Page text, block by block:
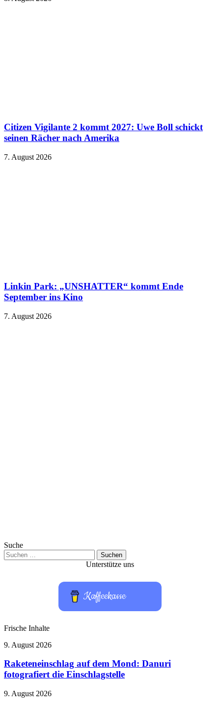
Citizen Vigilante 2 kommt 2027: Uwe Boll schickt
seinen Rächer nach Amerika
7. August 2026
Linkin Park: „UNSHATTER“ kommt Ende
September ins Kino
7. August 2026
Suche
Suchen
nach:
Unterstütze uns
Kaffeekasse
Frische Inhalte
Raketeneinschlag
dem
Mond:
Danuri
die
9. August 2026
Raketeneinschlag auf dem Mond: Danuri
fotografiert die Einschlagstelle
DJI
9. August 2026